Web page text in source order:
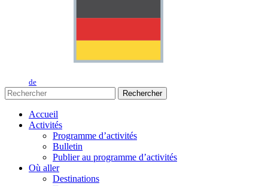
de
Rechercher
Accueil
Activités
Programme d’activités
Bulletin
Publier au programme d’activités
Où aller
Destinations